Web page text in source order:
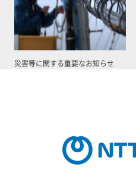
災害等に関する重要なお知らせ